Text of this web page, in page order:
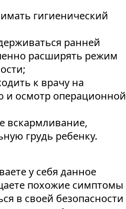
гигиенический
ранней
расширять режим
к врачу на
и осмотр операционной
вскармливание,
грудь ребенку.
у себя данное
похожие симптомы
в своей безопасности